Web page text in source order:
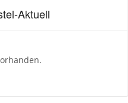
Aktuell